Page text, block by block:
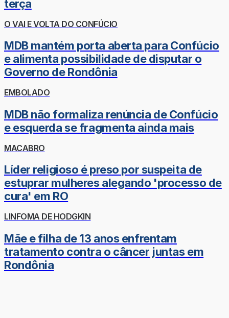
terça
O VAI E VOLTA DO CONFÚCIO
MDB mantém porta aberta para Confúcio
e alimenta possibilidade de disputar o
Governo de Rondônia
EMBOLADO
MDB não formaliza renúncia de Confúcio
e esquerda se fragmenta ainda mais
MACABRO
Líder religioso é preso por suspeita de
estuprar mulheres alegando 'processo de
cura' em RO
LINFOMA DE HODGKIN
Mãe e filha de 13 anos enfrentam
tratamento contra o câncer juntas em
Rondônia